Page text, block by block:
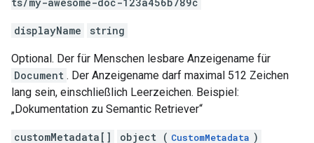
displayName string
Optional. Der für Menschen lesbare Anzeigename für
Document . Der Anzeigename darf maximal 512 Zeichen
lang sein, einschließlich Leerzeichen. Beispiel:
„Dokumentation zu Semantic Retriever“
customMetadata[] object ( CustomMetadata )